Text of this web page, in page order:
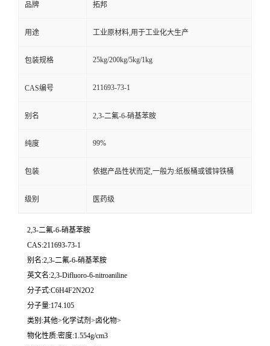
品牌 拓邦
用途 工业原材料,用于工业化大生产
包装规格 25kg/200kg/5kg/1kg
CAS编号 211693-73-1
别名 2,3-二氟-6-硝基苯胺
纯度 99%
包装 依据产品性状而定,一般为:纸板桶或镀锌铁桶
级别 医药级
2,3-二氟-6-硝基苯胺
CAS:211693-73-1
别名:2,3-二氟-6-硝基苯胺
英文名:2,3-Difluoro-6-nitroaniline
分子式:C6H4F2N2O2
分子量:174.105
类别:其他>化学试剂>卤化物>
物化性质:密度:1.554g/cm3